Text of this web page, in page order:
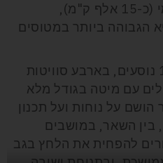
המרשים, כ-8,000 מייל ימי (כ-15 אלף ק"מ),
מאך, שהיא הגבוהה ביותר במטוסים
המטוס מיועד לשאת עד 19 נוסעים, בארבע סוויטות
עם מיטה בגודל מלא
על נוחות ועל תכנון
בין השאר, במושבים
להפחית את הלחץ בגב